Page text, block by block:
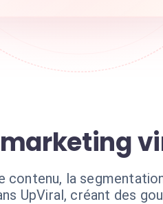
contenu, la
UpViral, créant des